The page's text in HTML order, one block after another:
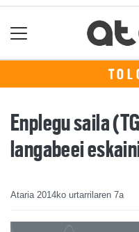
Enplegu saila
langabeei
Ataria 2014ko urtarrilaren 7a